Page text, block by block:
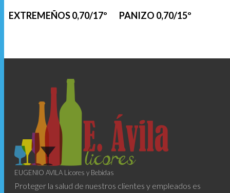
EXTREMEÑOS 0,70/17º
PANIZO 0,70/15º
EUGENIO AVILA Licores y Bebidas
Proteger la salud de nuestros clientes y empleados es